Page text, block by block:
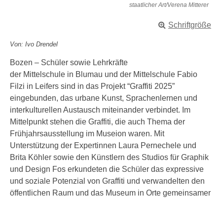
staatlicher Art/Verena Mitterer
Schriftgröße
Von: Ivo Drendel
Bozen – Schüler sowie Lehrkräfte
der Mittelschule in Blumau und der Mittelschule Fabio
Filzi in Leifers sind in das Projekt “Graffiti 2025”
eingebunden, das urbane Kunst, Sprachenlernen und
interkulturellen Austausch miteinander verbindet. Im
Mittelpunkt stehen die Graffiti, die auch Thema der
Frühjahrsausstellung im Museion waren. Mit
Unterstützung der Expertinnen Laura Pernechele und
Brita Köhler sowie den Künstlern des Studios für Graphik
und Design Fos erkundeten die Schüler das expressive
und soziale Potenzial von Graffiti und verwandelten den
öffentlichen Raum und das Museum in Orte gemeinsamer